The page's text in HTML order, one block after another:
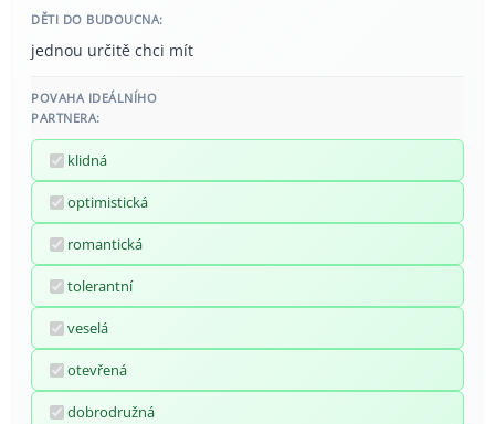
DĚTI DO BUDOUCNA:
jednou určitě chci mít
POVAHA IDEÁLNÍHO
PARTNERA:
klidná
optimistická
romantická
tolerantní
veselá
otevřená
dobrodružná